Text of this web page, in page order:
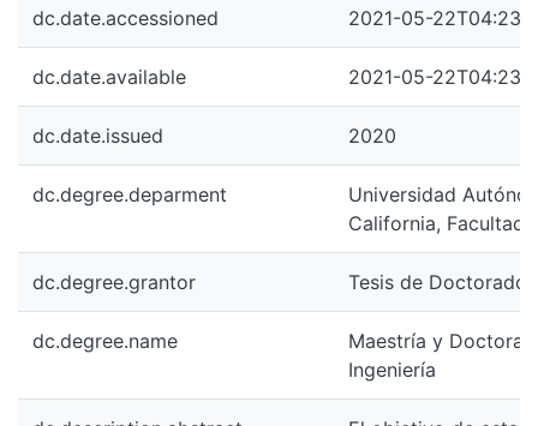
dc.date.accessioned 2021-05-
dc.date.available 2021-05-
dc.date.issued 2020
dc.degree.deparment
Universidad
California, Facultad
dc.degree.grantor Tesis de Doctorado
dc.degree.name
Maestría y
Ingeniería